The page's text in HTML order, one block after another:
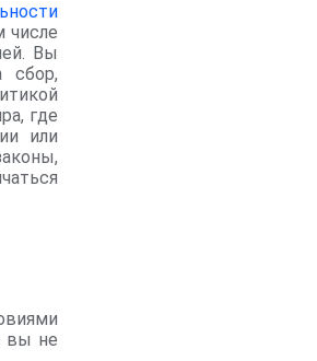
числе
Вы
сбор,
где
или
вы не